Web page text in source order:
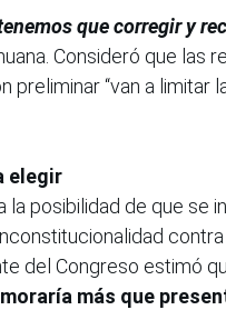
que corregir y
Consideró que las
preliminar “van a limitar
elegir
la posibilidad de que se
del Congreso estimó
más que